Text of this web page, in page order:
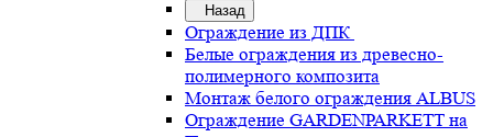
Назад
Ограждение из ДПК
Белые ограждения из древесно-
полимерного композита
Монтаж белого ограждения ALBUS
Ограждение GARDENPARKETT на